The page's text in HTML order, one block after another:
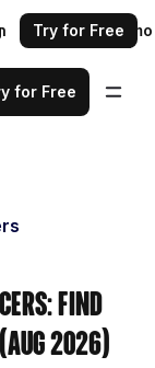
Request a demo
Try for Free
for Free
Find
2026)